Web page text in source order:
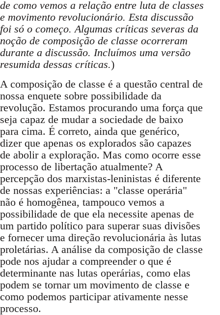
de como vemos a relação entre luta de classes
e movimento revolucionário. Esta discussão
foi só o começo. Algumas críticas severas da
noção de composição de classe ocorreram
durante a discussão. Incluímos uma versão
resumida dessas críticas.)
A composição de classe é a questão central de
nossa enquete sobre possibilidade da
revolução. Estamos procurando uma força que
seja capaz de mudar a sociedade de baixo
para cima. É correto, ainda que genérico,
dizer que apenas os explorados são capazes
de abolir a exploração. Mas como ocorre esse
processo de libertação atualmente? A
percepção dos marxistas-leninistas é diferente
de nossas experiências: a "classe operária"
não é homogênea, tampouco vemos a
possibilidade de que ela necessite apenas de
um partido político para superar suas divisões
e fornecer uma direção revolucionária às lutas
proletárias. A análise da composição de classe
pode nos ajudar a compreender o que é
determinante nas lutas operárias, como elas
podem se tornar um movimento de classe e
como podemos participar ativamente nesse
processo.